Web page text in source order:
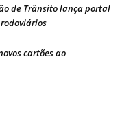
de Trânsito lança portal
cartões ao